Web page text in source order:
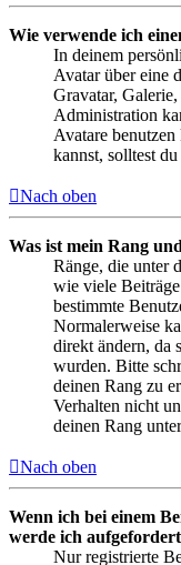
Wie verwende ich
In deinem
Avatar über eine
Gravatar,
Administration
Avatare
kannst, solltest
Nach oben
Was ist mein Rang
Ränge, die unter
wie viele
bestimmte
Normalerweise
direkt ändern, da
wurden. Bitte
deinen Rang zu
Verhalten nicht
deinen Rang
Nach oben
Wenn ich bei einem
werde ich
Nur registrierte